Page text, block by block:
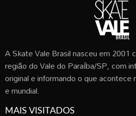
A Skate Vale Brasil nasceu em 2001
região do Vale do Paraíba/SP, com
original e informando o que acontece
e mundial.
MAIS VISITADOS